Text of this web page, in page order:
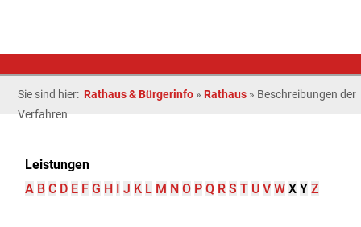
Sie sind hier: Rathaus & Bürgerinfo » Rathaus » Beschreibungen der
Verfahren
Leistungen
A B C D E F G H I J K L M N O P Q R S T U V W X Y Z